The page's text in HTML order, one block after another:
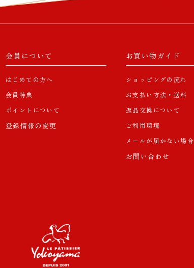
会員について
はじめての方へ
会員特典
ポイントについて
登録情報の変更
お買い物ガイド
ショッピングの流れ
お支払い方法・送料
返品交換について
ご利用環境
メールが届かない場合
お問い合わせ